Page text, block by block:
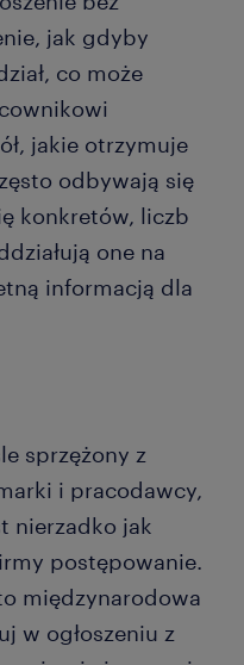
jak gdyby
co może
jakie otrzymuje
odbywają się
konkretów, liczb
one na
informacją dla
sprzężony z
i pracodawcy,
nierzadko jak
postępowanie.
międzynarodowa
w ogłoszeniu z